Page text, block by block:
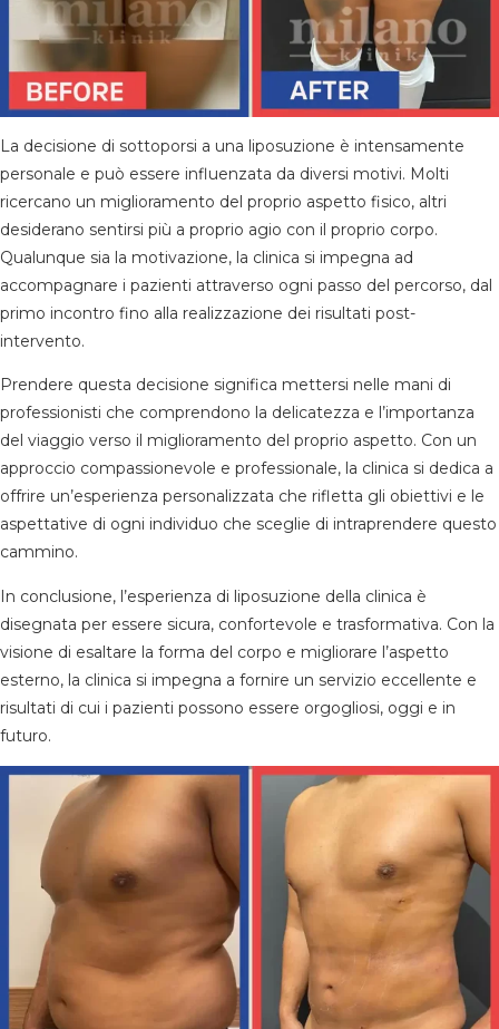
La decisione di sottoporsi a una liposuzione è intensamente
personale e può essere influenzata da diversi motivi. Molti
ricercano un miglioramento del proprio aspetto fisico, altri
desiderano sentirsi più a proprio agio con il proprio corpo.
Qualunque sia la motivazione, la clinica si impegna ad
accompagnare i pazienti attraverso ogni passo del percorso, dal
primo incontro fino alla realizzazione dei risultati post-
intervento.
Prendere questa decisione significa mettersi nelle mani di
professionisti che comprendono la delicatezza e l’importanza
del viaggio verso il miglioramento del proprio aspetto. Con un
approccio compassionevole e professionale, la clinica si dedica a
offrire un’esperienza personalizzata che rifletta gli obiettivi e le
aspettative di ogni individuo che sceglie di intraprendere questo
cammino.
In conclusione, l’esperienza di liposuzione della clinica è
disegnata per essere sicura, confortevole e trasformativa. Con la
visione di esaltare la forma del corpo e migliorare l’aspetto
esterno, la clinica si impegna a fornire un servizio eccellente e
risultati di cui i pazienti possono essere orgogliosi, oggi e in
futuro.